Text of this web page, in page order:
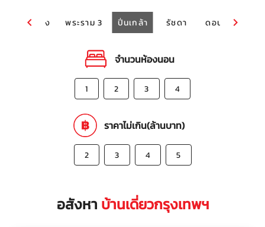
พระโขนง พระราม 3 ปิ่นเกล้า รัชดา ดอนเมือง
จำนวนห้องนอน
1 2 3 4
ราคาไม่เกิน(ล้านบาท)
2 3 4 5
อสังหา บ้านเดี่ยวกรุงเทพฯ